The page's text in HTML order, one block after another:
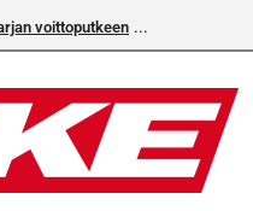
voittoputkeen